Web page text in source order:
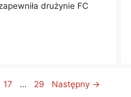
drużynie FC
Page
17 … Page
29 Następny →